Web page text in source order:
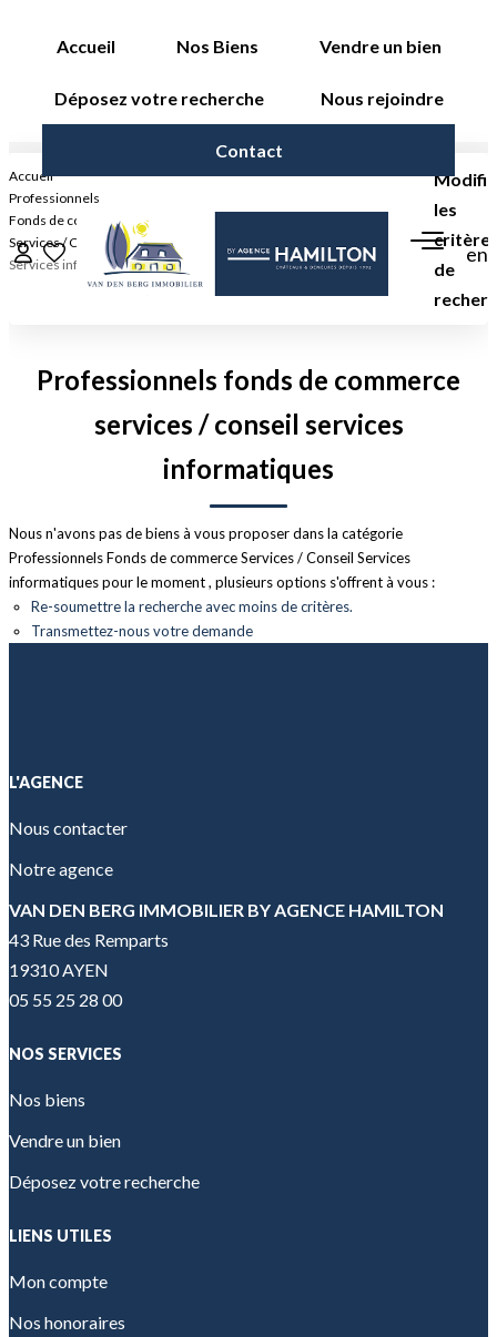
Accueil Nos Biens Vendre un bien
Déposez votre recherche Nous rejoindre
Contact
en
VENDRE UN BIEN
DÉPOSEZ VOTRE RECHERCHE
NOUS REJOINDRE
CONTACT
en
Accueil
Professionnels
Fonds de commerce
Services / Conseil
Services informatiques
les
de
critères
Plus de
critères
Créer une
alerte
Professionnels fonds de commerce
services / conseil services
informatiques
Nous n'avons pas de biens à vous proposer dans la catégorie
Professionnels Fonds de commerce Services / Conseil Services
informatiques pour le moment , plusieurs options s'offrent à vous :
Re-soumettre la recherche avec moins de critères.
Transmettez-nous votre demande
L'AGENCE
Nous contacter
Notre agence
VAN DEN BERG IMMOBILIER BY AGENCE HAMILTON
43 Rue des Remparts
19310 AYEN
05 55 25 28 00
NOS SERVICES
Nos biens
Vendre un bien
Déposez votre recherche
LIENS UTILES
Mon compte
Nos honoraires